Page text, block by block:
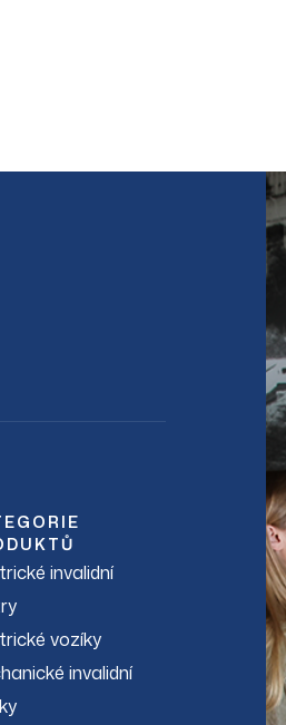
invalidní
vozíky
invalidní